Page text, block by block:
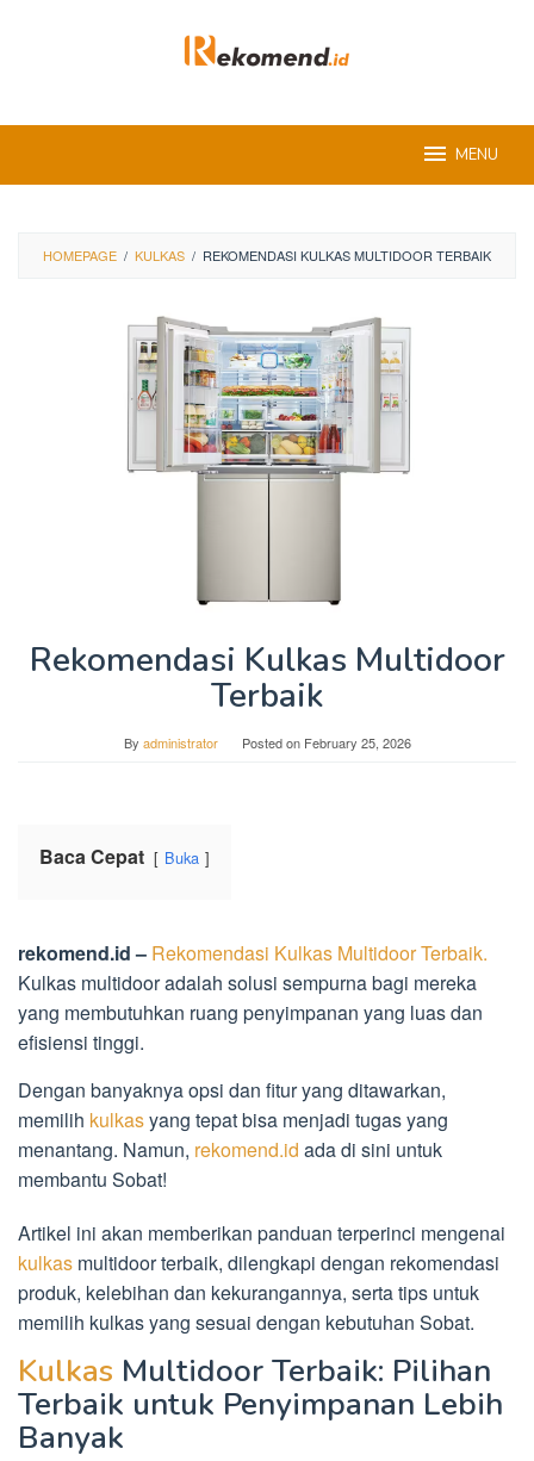
MENU
HOMEPAGE / KULKAS / REKOMENDASI KULKAS MULTIDOOR TERBAIK
Rekomendasi Kulkas Multidoor
Terbaik
By administrator Posted on February 25, 2026
Baca Cepat Buka
rekomend.id – Rekomendasi Kulkas Multidoor Terbaik.
Kulkas multidoor adalah solusi sempurna bagi mereka
yang membutuhkan ruang penyimpanan yang luas dan
efisiensi tinggi.
Dengan banyaknya opsi dan fitur yang ditawarkan,
memilih kulkasyang tepat bisa menjadi tugas yang
menantang. Namun, rekomend.id ada di sini untuk
membantu Sobat!
Artikel ini akan memberikan panduan terperinci mengenai
kulkas multidoor terbaik, dilengkapi dengan rekomendasi
produk, kelebihan dan kekurangannya, serta tips untuk
memilih kulkas yang sesuai dengan kebutuhan Sobat.
Kulkas Multidoor Terbaik: Pilihan
Terbaik untuk Penyimpanan Lebih
Banyak